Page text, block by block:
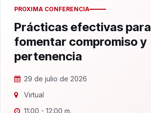
PROXIMA CONFERENCIA
Prácticas efectivas para
fomentar compromiso y
pertenencia
29 de julio de 2026
Virtual
11:00 - 12:00 m.